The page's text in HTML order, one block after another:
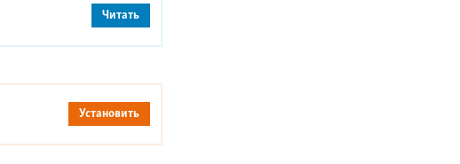
Читать
Установить